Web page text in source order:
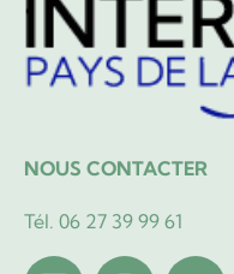
NOUS CONTACTER
Tél. 06 27 39 99 61